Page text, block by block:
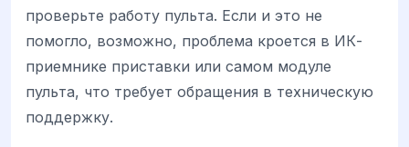
проверьте работу пульта. Если и это не
помогло, возможно, проблема кроется в ИК-
приемнике приставки или самом модуле
пульта, что требует обращения в техническую
поддержку.